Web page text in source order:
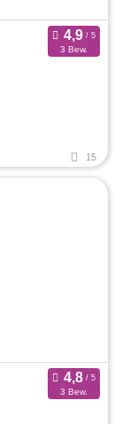
3 Bew.
15
3 Bew.